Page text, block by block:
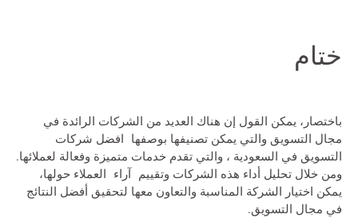
ختام
باختصار، يمكن القول إن هناك العديد من الشركات الرائدة في
مجال التسويق والتي يمكن تصنيفها بوصفها افضل شركات
التسويق في السعودية ، والتي تقدم خدمات متميزة وفعالة لعملائها.
ومن خلال تحليل أداء هذه الشركات وتقييم آراء العملاء حولها،
يمكن اختيار الشركة المناسبة والتعاون معها لتحقيق أفضل النتائج
في مجال التسويق.